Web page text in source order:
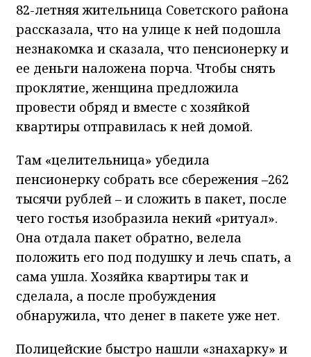
82-летняя жительница Советского района
рассказала, что на улице к ней подошла
незнакомка и сказала, что пенсионерку и
ее деньги наложена порча. Чтобы снять
проклятие, женщина предложила
провести обряд и вместе с хозяйкой
квартиры отправилась к ней домой.
Там «целительница» убедила
пенсионерку собрать все сбережения –262
тысячи рублей – и сложить в пакет, после
чего гостья изобразила некий «ритуал».
Она отдала пакет обратно, велела
положить его под подушку и лечь спать, а
сама ушла. Хозяйка квартиры так и
сделала, а после пробуждения
обнаружила, что денег в пакете уже нет.
Полицейские быстро нашли «знахарку» и